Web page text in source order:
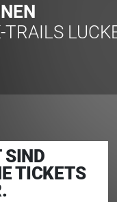
TRAILS
SIND
TICKETS